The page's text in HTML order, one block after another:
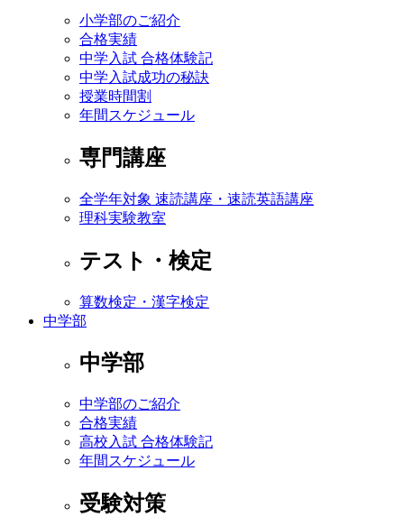
小学部のご紹介
合格実績
中学入試 合格体験記
中学入試成功の秘訣
授業時間割
年間スケジュール
専門講座
全学年対象 速読講座・速読英語講座
理科実験教室
テスト・検定
算数検定・漢字検定
中学部
中学部
中学部のご紹介
合格実績
高校入試 合格体験記
年間スケジュール
受験対策